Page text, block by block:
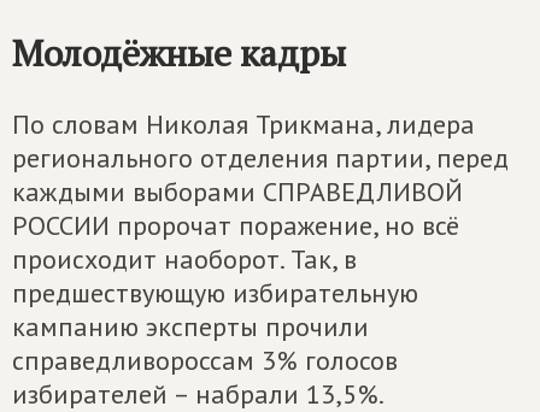
Молодёжные кадры
По словам Николая Трикмана, лидера
регионального отделения партии, перед
каждыми выборами СПРАВЕДЛИВОЙ
РОССИИ пророчат поражение, но всё
происходит наоборот. Так, в
предшествующую избирательную
кампанию эксперты прочили
справедливороссам 3% голосов
избирателей – набрали 13,5%.